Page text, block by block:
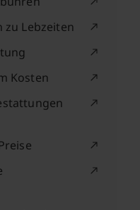
zu Lebzeiten
Kosten